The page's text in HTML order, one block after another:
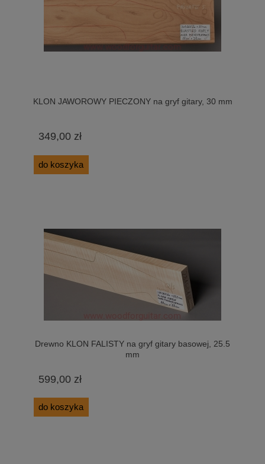
KLON JAWOROWY PIECZONY na gryf gitary, 30 mm
349,00 zł
do koszyka
Drewno KLON FALISTY na gryf gitary basowej, 25.5
mm
599,00 zł
do koszyka